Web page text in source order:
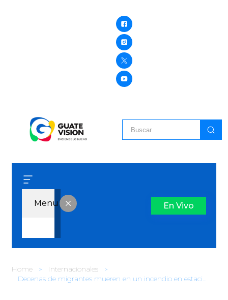
Menu En Vivo
Home
Internacionales
Decenas de migrantes mueren en un incendio en estación de Migración de Ciudad Juárez, México